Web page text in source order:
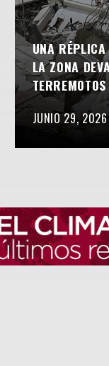
UNA
LA ZONA
JUNIO 29, 2026